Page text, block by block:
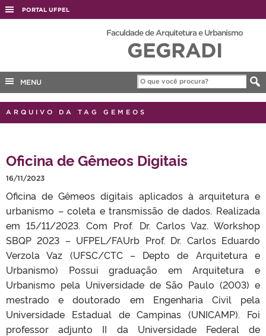
PORTAL UFPEL
EDITAIS
Faculdade de Arquitetura e Urbanismo
GEGRADI
MENU
ARQUIVO DA TAG GEMEOS
Oficina de Gêmeos Digitais
16/11/2023
Oficina de Gêmeos digitais aplicados à arquitetura e
urbanismo – coleta e transmissão de dados. Realizada
em 15/11/2023. Com Prof. Dr. Carlos Vaz. Workshop
SBQP 2023 – UFPEL/FAUrb Prof. Dr. Carlos Eduardo
Verzola Vaz (UFSC/CTC – Depto de Arquitetura e
Urbanismo) Possui graduação em Arquitetura e
Urbanismo pela Universidade de São Paulo (2003) e
mestrado e doutorado em Engenharia Civil pela
Universidade Estadual de Campinas (UNICAMP). Foi
professor adjunto II da Universidade Federal de